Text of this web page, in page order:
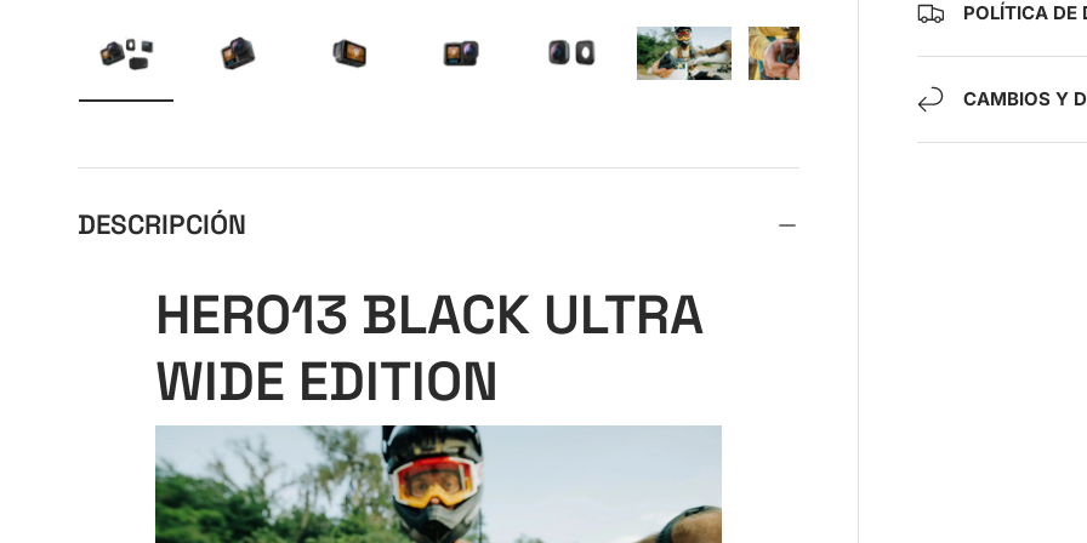
Cargar imagen 6 en la vista de galería
Cargar imagen 7 en la vista de
Cargar imagen 8 en
POLÍTICA DE
CAMBIOS Y
DESCRIPCIÓN
HERO13 BLACK ULTRA
WIDE EDITION